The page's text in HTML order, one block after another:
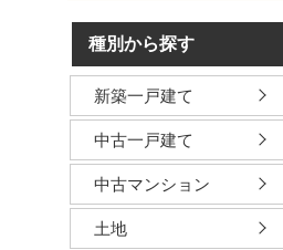
種別から探す
新築一戸建て
中古一戸建て
中古マンション
土地